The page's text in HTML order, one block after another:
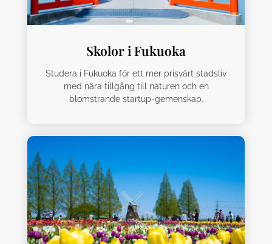
Skolor i Fukuoka
Studera i Fukuoka för ett mer prisvärt stadsliv
med nära tillgång till naturen och en
blomstrande startup-gemenskap.